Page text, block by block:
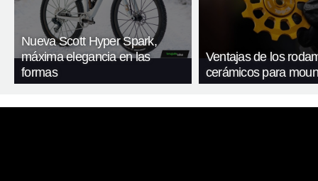
Nueva Scott Hyper Spark,
máxima elegancia en las
formas
Ventajas de los
cerámicos para